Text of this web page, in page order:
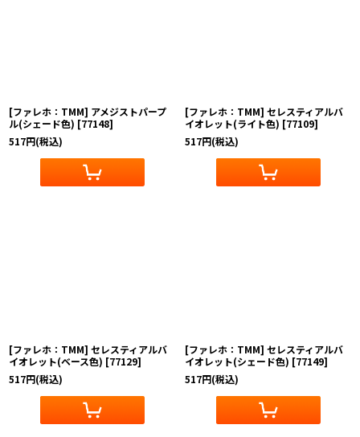
[ファレホ：TMM] アメジストパープ
ル(シェード色) [77148]
517円(税込)
[ファレホ：TMM] セレスティアルバ
イオレット(ライト色) [77109]
517円(税込)
[ファレホ：TMM] セレスティアルバ
イオレット(ベース色) [77129]
517円(税込)
[ファレホ：TMM] セレスティアルバ
イオレット(シェード色) [77149]
517円(税込)